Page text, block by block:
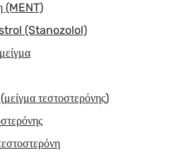
(MENT)
(Stanozolol)
τεστοστερόνης)